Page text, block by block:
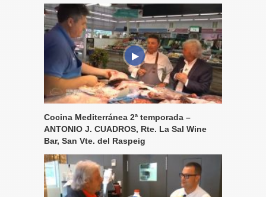
Cocina Mediterránea 2ª temporada –
ANTONIO J. CUADROS, Rte. La Sal Wine
Bar, San Vte. del Raspeig